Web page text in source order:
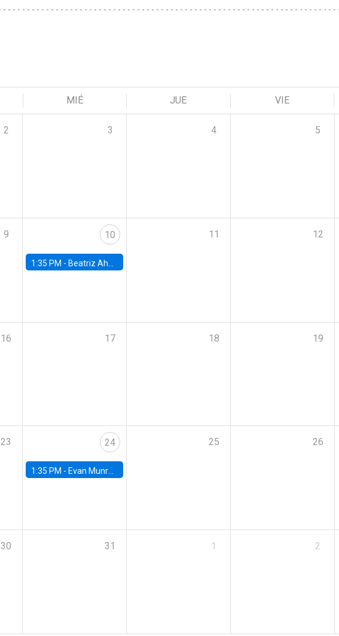
MIÉ JUE VIE
2 3 4 5
9 10
1:35 PM - Beatriz Ahumada, PhD candidate, Universidad de Pittsburgh
11 12
16 17 18 19
23 24
1:35 PM - Evan Munro, Neyman Visiting Assistant Professor in the Department of Statistics at UC Berkeley
25 26
30 31 1 2